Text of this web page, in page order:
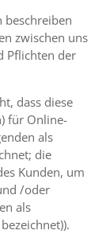
beschreiben
zwischen uns
Pflichten der
dass diese
für Online-
als
die
Kunden, um
/oder
als